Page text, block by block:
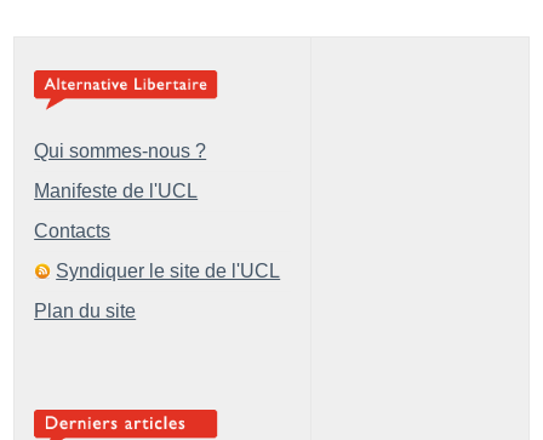
Qui sommes-nous ?
Manifeste de l'UCL
Contacts
Syndiquer le site de l'UCL
Plan du site